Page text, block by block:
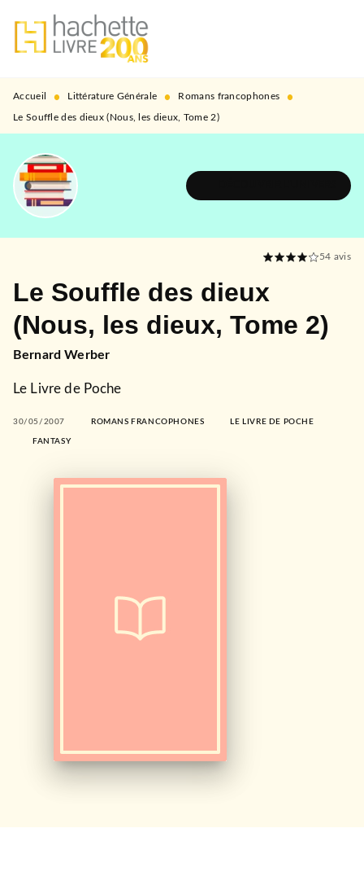
MENU RECHERCHE
PIED DE PAGE
Accueil • Littérature Générale • Romans francophones •
Le Souffle des dieux (Nous, les dieux, Tome 2)
54 avis
Le Souffle des dieux
(Nous, les dieux, Tome 2)
Bernard Werber
Le Livre de Poche
30/05/2007 ROMANS FRANCOPHONES LE LIVRE DE POCHE
FANTASY